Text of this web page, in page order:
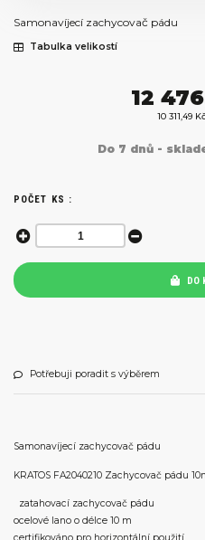
Samonavíjecí zachycovač pádu
Tabulka velikostí
12
10 311,49
Do 7 dnů -
POČET KS :
DO
Potřebuji poradit s výběrem
Samonavíjecí zachycovač pádu
KRATOS FA2040210 Zachycovač pádu
zatahovací zachycovač pádu
ocelové lano o délce 10 m